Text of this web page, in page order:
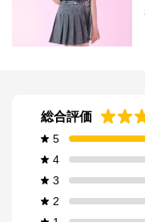
総合評価
5
4
3
2